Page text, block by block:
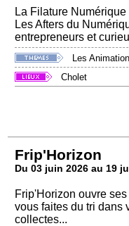
La Filature
Les Afters du
entrepreneurs et
Les
Cholet
Frip'Horizon
Du 03 juin 2026 au 19
Frip'Horizon ouvre
vous faites du tri dans
collectes...